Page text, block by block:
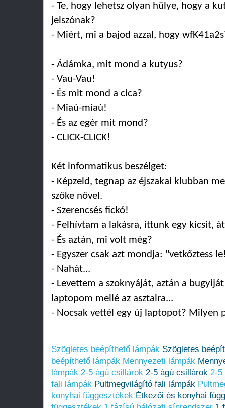
- Te, hogy lehetsz olyan hülye, hogy a
jelszónak?
- Miért, mi a bajod azzal, hogy
- Ádámka, mit mond a kutyus?
- Vau-Vau!
- És mit mond a cica?
- Miaú-miaú!
- És az egér mit mond?
- CLICK-CLICK!
Két informatikus beszélget:
- Képzeld, tegnap az éjszakai klubban
szőke nővel.
- Szerencsés fickó!
- Felhívtam a lakásra, ittunk egy kicsit,
- És aztán, mi volt még?
- Egyszer csak azt mondja: "vetkőztess
- Nahát...
- Levettem a szoknyáját, aztán a
laptopom mellé az asztalra...
- Nocsak vettél egy új laptopot? Milyen
Szögletes beépíthető lámpák Szögletes
beépíthető lámpák Mennyezeti lámpák
lámpák 2-5 ágú csillárok 2-5 ágú csillárok 2-5
fali lámpák Pultmegvilágító fali lámpák
konyhai függesztékek Étkezői és konyhai